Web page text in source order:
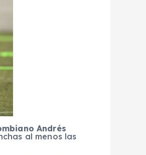
Andrés
al menos las